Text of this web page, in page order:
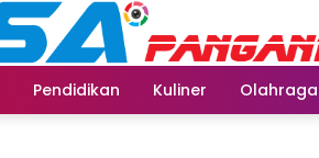
Pendidikan Kuliner Olahraga